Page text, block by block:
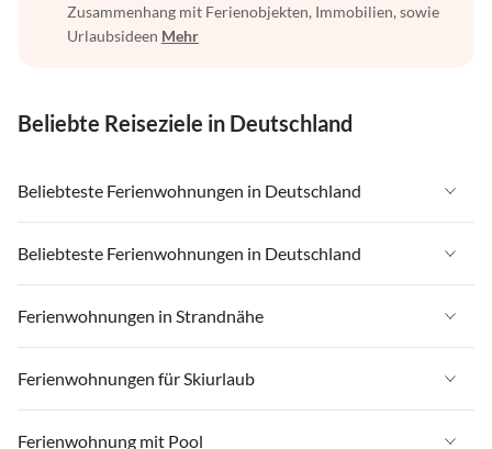
Zusammenhang mit Ferienobjekten, Immobilien, sowie
Urlaubsideen Mehr
Beliebte Reiseziele in Deutschland
Beliebteste Ferienwohnungen in Deutschland
Ferienwohnungen in Deutschland
Ferienwohnungen in Ostsee
Ferienwohnungen in Nordsee
Ferienwohnungen in Mecklenburg-Vorpommern
Beliebteste Ferienwohnungen in Deutschland
Ferienwohnungen in Deutschland
Ferienwohnungen in Ostsee
Ferienwohnungen in Nordsee
Ferienwohnungen in Strandnähe
Ferienwohnungen in Strandnähe in Deutschland
Ferienwohnungen in Strandnähe in Ostsee
Ferienwohnungen für Skiurlaub
Ferienwohnungen für Skiurlaub in Deutschland
Ferienwohnung mit Pool